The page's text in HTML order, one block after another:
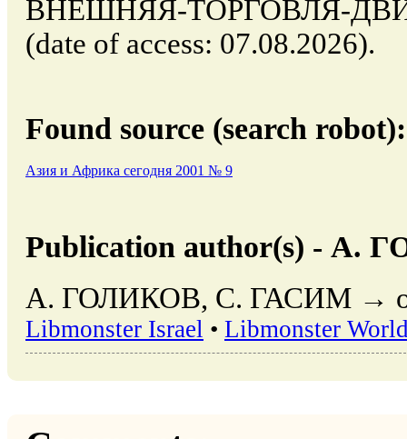
ВНЕШНЯЯ-ТОРГОВЛЯ-
(date of access: 07.08.2026).
Found source (search robot):
Азия и Африка сегодня 2001 № 9
Publication author(s) -
А. ГОЛИКОВ, С. ГАСИМ →
Libmonster Israel • Libmonster